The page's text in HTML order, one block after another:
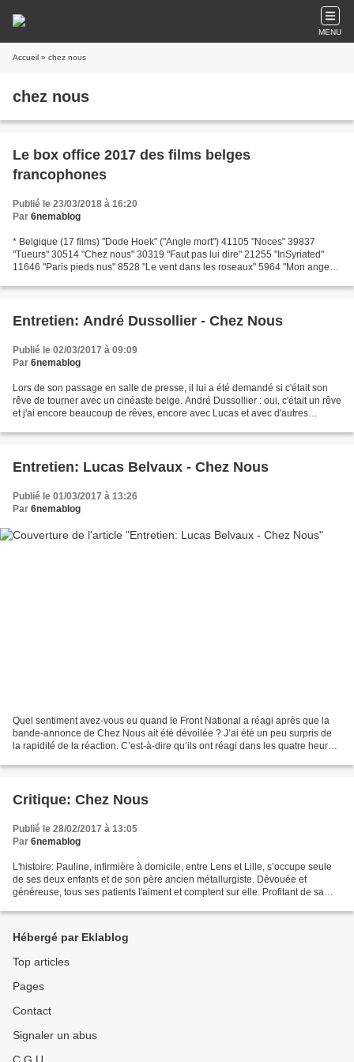
MENU
Accueil » chez nous
chez nous
Le box office 2017 des films belges
francophones
Publié le 23/03/2018 à 16:20
Par 6nemablog
* Belgique (17 films) "Dode Hoek" ("Angle mort") 41105 "Noces" 39837
"Tueurs" 30514 "Chez nous" 30319 "Faut pas lui dire" 21255 "InSyriated"
11646 "Paris pieds nus" 8528 "Le vent dans les roseaux" 5964 "Mon ange"
Entretien: André Dussollier - Chez Nous
Publié le 02/03/2017 à 09:09
Par 6nemablog
Lors de son passage en salle de presse, il lui a été demandé si c'était son
rêve de tourner avec un cinéaste belge. André Dussollier : oui, c'était un rêve
et j'ai encore beaucoup de rêves, encore avec Lucas et avec d'autres
Entretien: Lucas Belvaux - Chez Nous
Publié le 01/03/2017 à 13:26
Par 6nemablog
Quel sentiment avez-vous eu quand le Front National a réagi après que la
bande-annonce de Chez Nous ait été dévoilée ? J’ai été un peu surpris de
la rapidité de la réaction. C’est-à-dire qu’ils ont réagi dans les quatre heures
Critique: Chez Nous
Publié le 28/02/2017 à 13:05
Par 6nemablog
L'histoire: Pauline, infirmière à domicile, entre Lens et Lille, s’occupe seule
de ses deux enfants et de son père ancien métallurgiste. Dévouée et
généreuse, tous ses patients l'aiment et comptent sur elle. Profitant de sa
Hébergé par Eklablog
Top articles
Pages
Contact
Signaler un abus